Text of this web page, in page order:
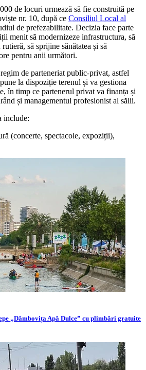
de locuri urmează să fie construită pe
nr. 10, după ce Consiliul Local al
de prefezabilitate. Decizia face parte
menit să modernizeze infrastructura, să
să sprijine sănătatea și să
pentru anii următori.
de parteneriat public-privat, astfel
la dispoziție terenul și va gestiona
în timp ce partenerul privat va finanța și
și managementul profesionist al sălii.
include:
(concerte, spectacole, expoziții),
„Dâmbovița Apă Dulce” cu plimbări gratuite